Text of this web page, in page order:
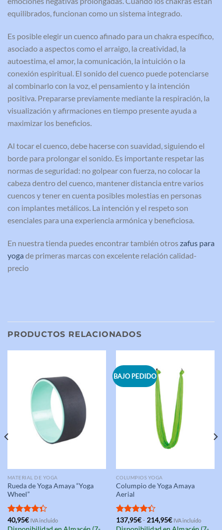
equilibrados, funcionan como un sistema integrado.
Es posible elegir un cuenco afinado para un chakra específico,
asociado a aspectos como el arraigo, la creatividad, la
autoestima, el amor, la comunicación, la intuición o la
conexión espiritual. El sonido del cuenco puede potenciarse
al combinarlo con la voz, el pensamiento y la intención
positiva. Prepararse previamente mediante la respiración, la
visualización y afirmaciones en tiempo presente ayuda a
maximizar los beneficios.
Al tocar el cuenco, debe hacerse con suavidad, siguiendo el
borde para prolongar el sonido. Es importante respetar las
normas de seguridad: no golpear con fuerza, no colocar la
cabeza dentro del cuenco, mantener distancia entre varios
cuencos y tener en cuenta posibles molestias en personas
con implantes metálicos. La intención y el respeto son
esenciales para una experiencia armónica y beneficiosa.
En nuestra tienda puedes encontrar también otroszafus para
yoga de primeras marcas con excelente relación calidad-
precio
PRODUCTOS RELACIONADOS
MATERIAL DE YOGA
Rueda de Yoga Amaya “Yoga
Wheel”
Valorado
con4.33
40,95€ IVA incluido
BAJO PEDIDO
COLUMPIOS YOGA
Columpio de Yoga Amaya
Aerial
Valorado
con4.33
137,95€ - 214,95€Rango
de
IVA incluido